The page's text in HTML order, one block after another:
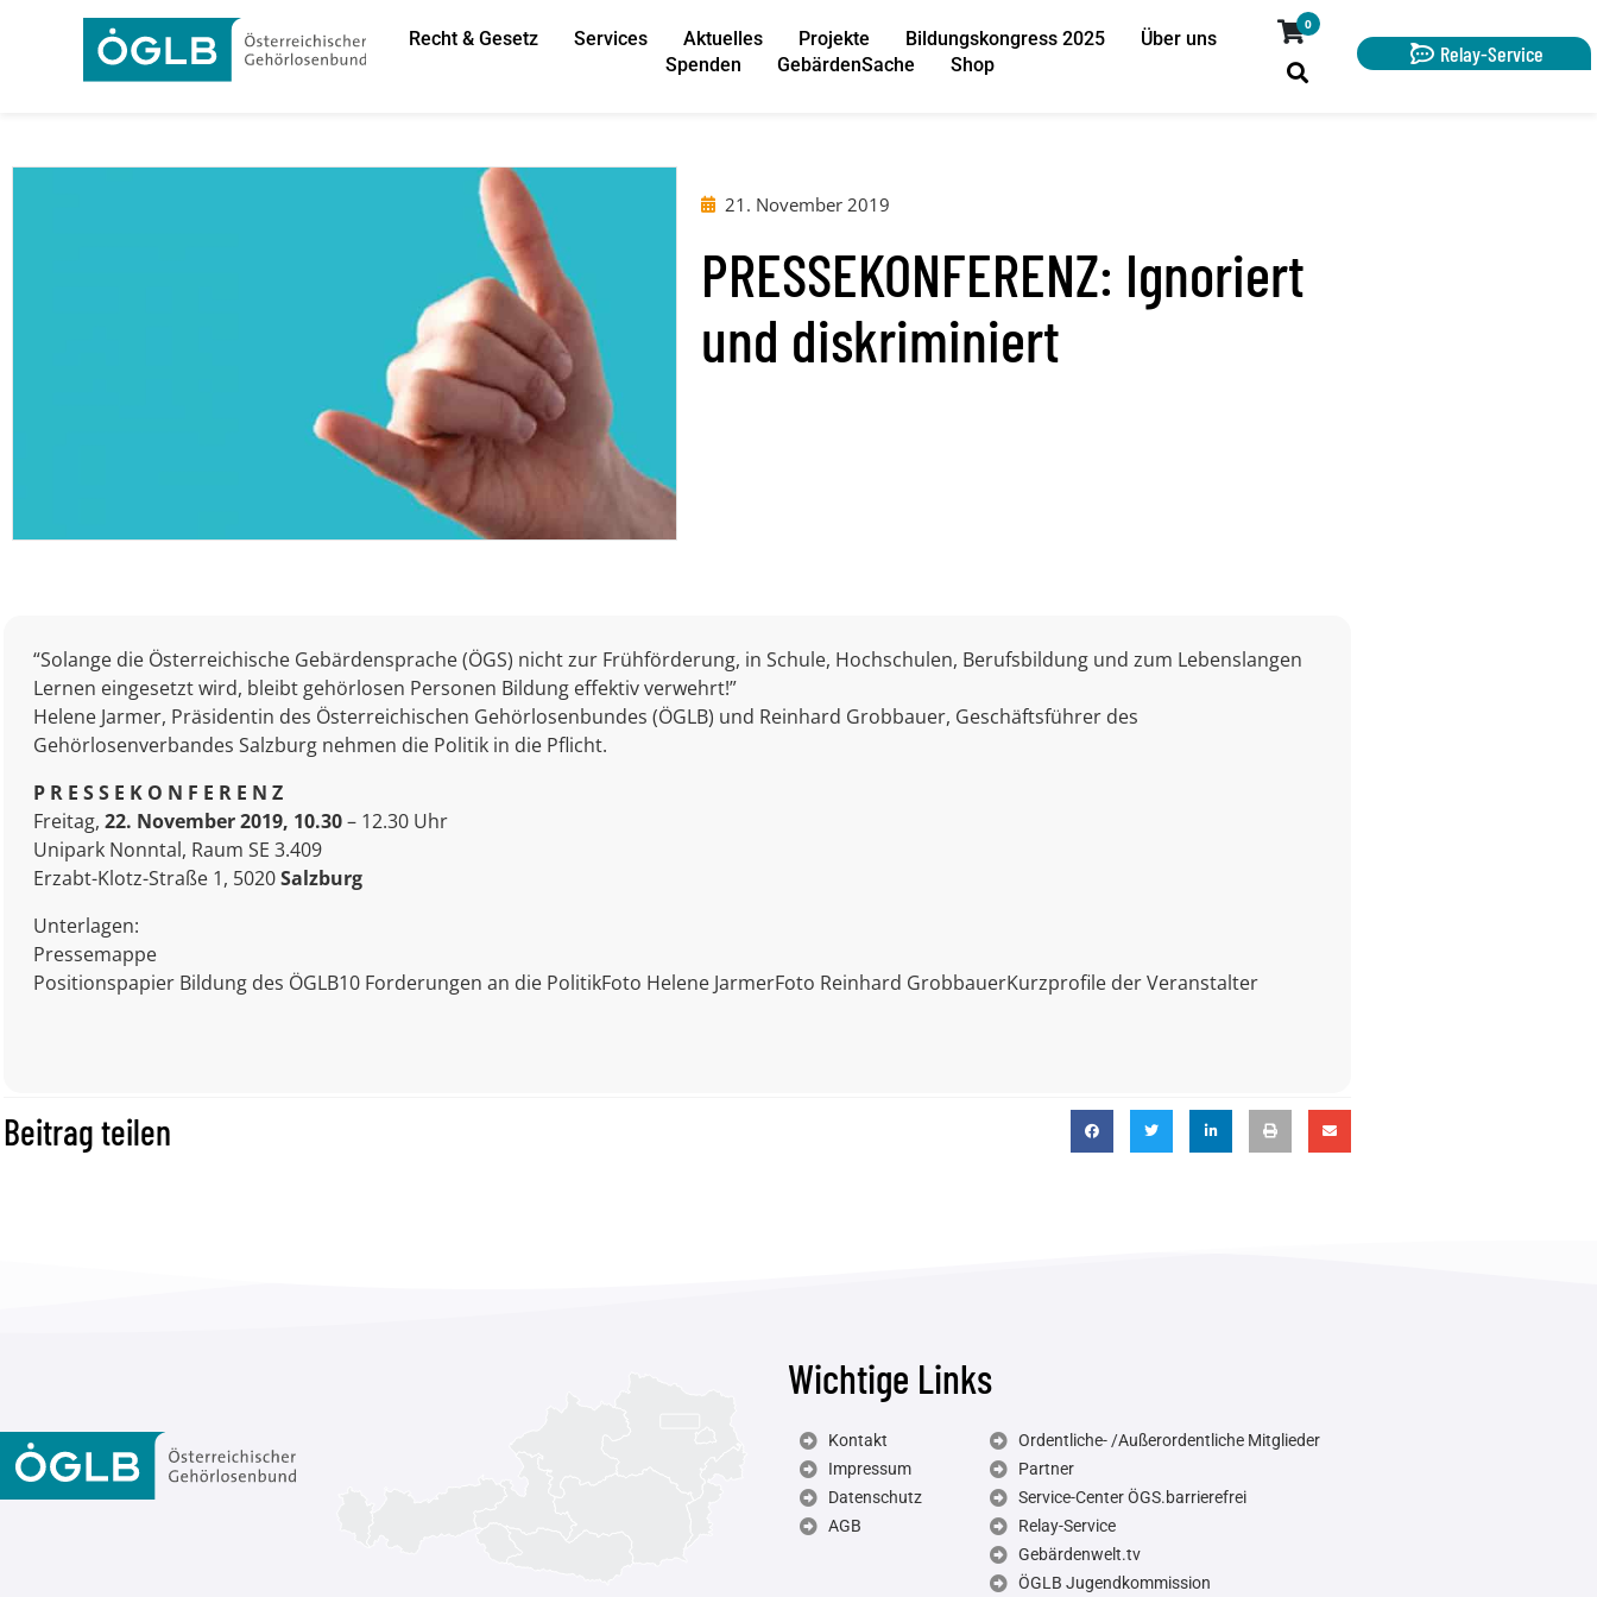
Recht & Gesetz Services Aktuelles Projekte Bildungskongress 2025
Über uns
Spenden
GebärdenSache Shop
0
Relay-Service
21. November 2019
PRESSEKONFERENZ: Ignoriert
und diskriminiert
“Solange die Österreichische Gebärdensprache (ÖGS) nicht zur Frühförderung, in Schule, Hochschulen, Berufsbildung und zum Lebenslangen
Lernen eingesetzt wird, bleibt gehörlosen Personen Bildung effektiv verwehrt!”
Helene Jarmer, Präsidentin des Österreichischen Gehörlosenbundes (ÖGLB) und Reinhard Grobbauer, Geschäftsführer des
Gehörlosenverbandes Salzburg nehmen die Politik in die Pflicht.
P R E S S E K O N F E R E N Z
Freitag, 22. November 2019, 10.30– 12.30 Uhr
Unipark Nonntal, Raum SE 3.409
Erzabt-Klotz-Straße 1, 5020Salzburg
Unterlagen:
Pressemappe
Positionspapier Bildung des ÖGLB10 Forderungen an die PolitikFoto Helene JarmerFoto Reinhard GrobbauerKurzprofile der Veranstalter
Beitrag teilen
Wichtige Links
Kontakt
Impressum
Datenschutz
AGB
Ordentliche- /Außerordentliche Mitglieder
Partner
Service-Center ÖGS.barrierefrei
Relay-Service
Gebärdenwelt.tv
ÖGLB Jugendkommission